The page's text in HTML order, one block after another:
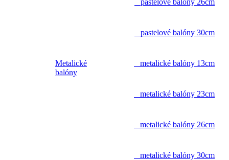
pastelové balóny 30cm
Metalické
balóny
metalické balóny 13cm
metalické balóny 23cm
metalické balóny 26cm
metalické balóny 30cm